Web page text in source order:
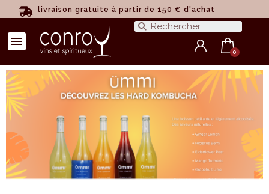
livraison gratuite à partir de 150 € d'achat